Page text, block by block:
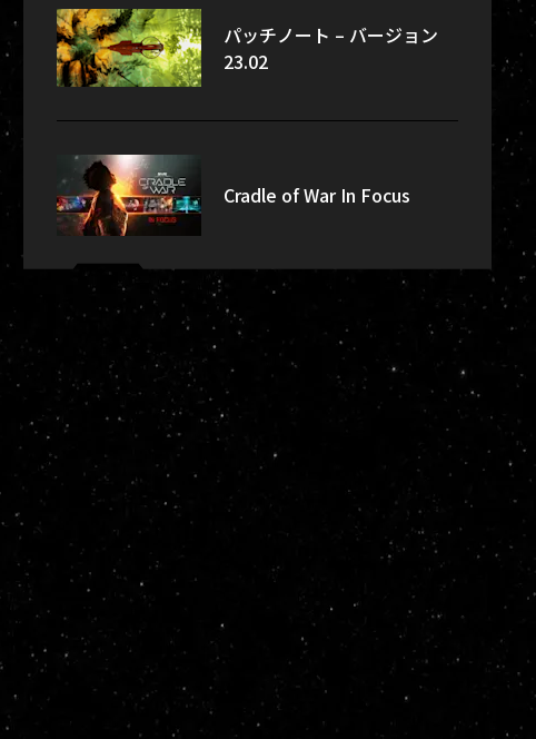
パッチノート – バージョン
23.02
Cradle of War In Focus